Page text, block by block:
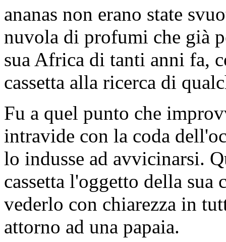
ananas non erano state
nuvola di profumi che già
sua Africa di tanti anni fa,
cassetta alla ricerca di
Fu a quel punto che
intravide con la coda
lo indusse ad avvicinarsi.
cassetta l'oggetto della
vederlo con chiarezza in
attorno ad una papaia.